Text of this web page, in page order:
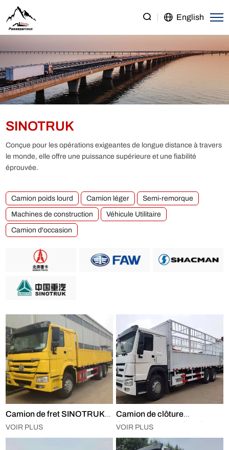
SINOTRUK English
SINOTRUK
Conçue pour les opérations exigeantes de longue distance à travers
le monde, elle offre une puissance supérieure et une fiabilité
éprouvée.
Camion poids lourd Camion léger
Semi-remorque
Machines de construction
Véhicule Utilitaire
Camion d'occasion
Camion de fret SINOTRUK
HOWO 6×4
VOIR PLUS
Camion de clôture
SINOTRUK HOWO 6×4
VOIR PLUS